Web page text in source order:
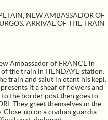
NEW AMBASSADOR OF
ARRIVAL OF THE TRAIN
Ambassador of FRANCE in
the train in HENDAYE station.
train and salut in otant his kepi.
it a sheaf of flowers and
the border post then goes to
They greet themselves in the
up on a civilian guardia.